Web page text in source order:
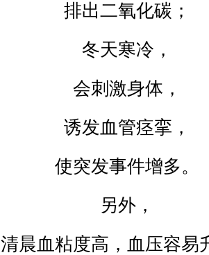
排出二氧化碳；
冬天寒冷，
会刺激身体，
诱发血管痉挛，
使突发事件增多。
另外，
清晨血粘度高，血压容易